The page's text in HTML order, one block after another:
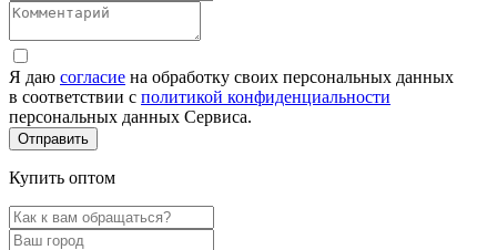
Я даю согласие на обработку своих персональных данных
в соответствии с политикой конфиденциальности
персональных данных Сервиса.
Купить оптом